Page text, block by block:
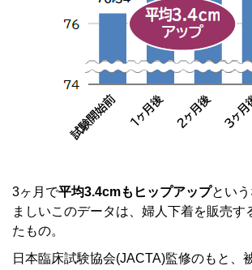
3ヶ月で平均3.4cmもヒップアップとい
ましいこのデータは、婦人下着を販売す
たもの。
日本臨床試験協会(JACTA)監修のもと、